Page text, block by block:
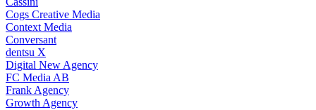
Cogs Creative Media
Context Media
Conversant
dentsu X
Digital New Agency
FC Media AB
Frank Agency
Growth Agency